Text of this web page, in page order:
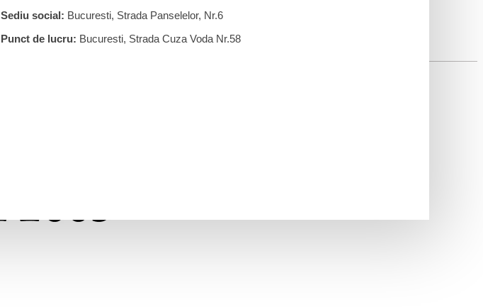
Sediu social: Bucuresti, Strada Panselelor, Nr.6
Punct de lucru: Bucuresti, Strada Cuza Voda Nr.58